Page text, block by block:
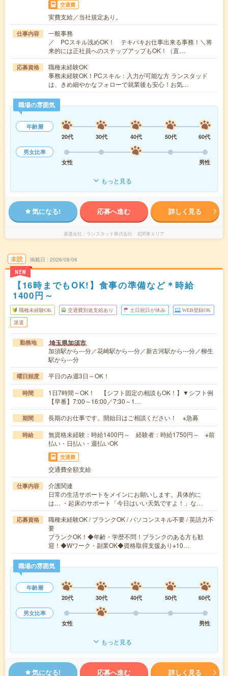
交通費
実費支給／当社規定あり。
仕事内容
一般事務
／ PCスキル浅めOK！ テキパキお仕事出来る事務！＼将
来的には正社員へのステップアップもOK！（直…
応募資格
職種未経験OK
事務未経験OK！PCスキル：入力が可能な方 ランスタッド
は、きめ細やかなフォローで就業後も安心！お気…
職場の雰囲気
年齢層
20代
30代 40代 50代
60代
男女比率
女性
男性
もっと見る
気になる! 応募へ進む 詳しく見る
派遣会社 ランスタッド株式会社 北関東エリア
未読
NEW
掲載日 2026/08/06
【16時までもOK!】食事の準備など＊時給
1400円～
職種未経験OK 交通費別途支給あり 土日祝日が休み WEB登録OK
派遣
勤務地 埼玉県加須市
加須駅から---分／花崎駅から---分／新古河駅から---分／柳生
駅から---分
曜日頻度 平日のみ週3日～OK！
時間
1日7時間～OK！ 【シフト固定の相談もOK！】▼シフト例
【早番】7:00～16:00／7:30～1…
期間 長期のお仕事です。開始日はご相談ください！ ※急募
時給
無資格未経験：時給1400円～ 経験者：時給1750円～ ※前
払い・日払い・週払いOK
交通費
交通費全額支給
仕事内容
介護関連
日常の生活サポートをメインにお願いします。具体的に
は… ・起床のサポート「今日はいい天気ですよ！」な…
応募資格
職種未経験OK / ブランクOK / パソコンスキル不要 / 英語力不
要
ブランクOK！◆年齢・学歴不問！ブランクのある方も歓
迎！◆Wワーク・副業OK◆資格取得支援あり※10…
職場の雰囲気
年齢層
20代
30代 40代 50代
60代
男女比率
女性
男性
もっと見る
気になる! 応募へ進む 詳しく見る